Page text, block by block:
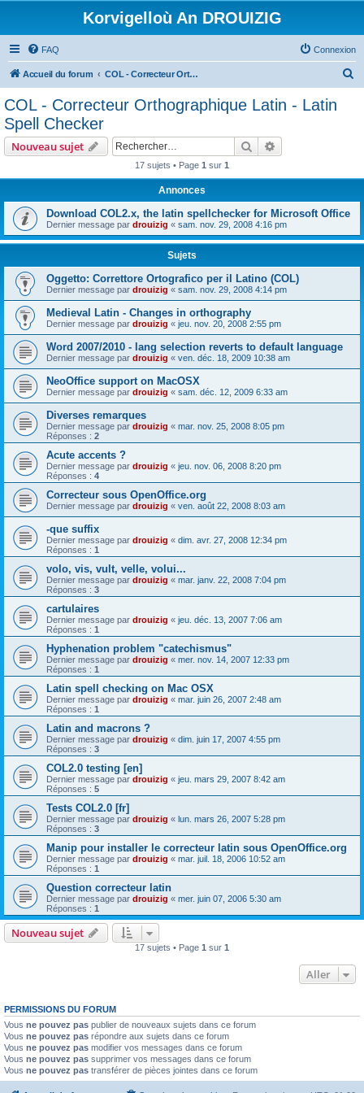
Korvigelloù An DROUIZIG
FAQ Connexion
Accueil du forum COL - Correcteur Orthographique Latin - Latin Spell Checker
COL - Correcteur Orthographique Latin - Latin
Spell Checker
Nouveau sujet Rechercher
17 sujets • Page 1 sur 1
Annonces
Download COL2.x, the latin spellchecker for Microsoft Office
Dernier message par drouizig « sam. nov. 29, 2008 4:16 pm
Sujets
Oggetto: Correttore Ortografico per il Latino (COL)
Dernier message par drouizig « sam. nov. 29, 2008 4:14 pm
Medieval Latin - Changes in orthography
Dernier message par drouizig « jeu. nov. 20, 2008 2:55 pm
Word 2007/2010 - lang selection reverts to default language
Dernier message par drouizig « ven. déc. 18, 2009 10:38 am
NeoOffice support on MacOSX
Dernier message par drouizig « sam. déc. 12, 2009 6:33 am
Diverses remarques
Dernier message par drouizig « mar. nov. 25, 2008 8:05 pm
Réponses : 2
Acute accents ?
Dernier message par drouizig « jeu. nov. 06, 2008 8:20 pm
Réponses : 4
Correcteur sous OpenOffice.org
Dernier message par drouizig « ven. août 22, 2008 8:03 am
-que suffix
Dernier message par drouizig « dim. avr. 27, 2008 12:34 pm
Réponses : 1
volo, vis, vult, velle, volui...
Dernier message par drouizig « mar. janv. 22, 2008 7:04 pm
Réponses : 3
cartulaires
Dernier message par drouizig « jeu. déc. 13, 2007 7:06 am
Réponses : 1
Hyphenation problem "catechismus"
Dernier message par drouizig « mer. nov. 14, 2007 12:33 pm
Réponses : 1
Latin spell checking on Mac OSX
Dernier message par drouizig « mar. juin 26, 2007 2:48 am
Réponses : 1
Latin and macrons ?
Dernier message par drouizig « dim. juin 17, 2007 4:55 pm
Réponses : 3
COL2.0 testing [en]
Dernier message par drouizig « jeu. mars 29, 2007 8:42 am
Réponses : 5
Tests COL2.0 [fr]
Dernier message par drouizig « lun. mars 26, 2007 5:28 pm
Réponses : 3
Manip pour installer le correcteur latin sous OpenOffice.org
Dernier message par drouizig « mar. juil. 18, 2006 10:52 am
Réponses : 1
Question correcteur latin
Dernier message par drouizig « mer. juin 07, 2006 5:30 am
Réponses : 1
Nouveau sujet
17 sujets • Page 1 sur 1
Aller
PERMISSIONS DU FORUM
Vous ne pouvez pas publier de nouveaux sujets dans ce forum
Vous ne pouvez pas répondre aux sujets dans ce forum
Vous ne pouvez pas modifier vos messages dans ce forum
Vous ne pouvez pas supprimer vos messages dans ce forum
Vous ne pouvez pas transférer de pièces jointes dans ce forum